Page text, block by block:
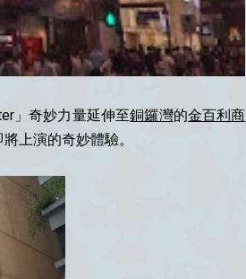
」奇妙力量延伸至銅鑼灣的金百利商
上演的奇妙體驗。